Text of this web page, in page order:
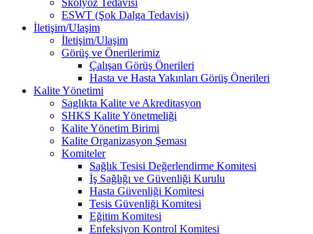
ESWT (Şok Dalga Tedavisi)
İletişim/Ulaşim
İletişim/Ulaşim
Görüş ve Önerilerimiz
Çalışan Görüş Önerileri
Hasta ve Hasta Yakınları Görüş Önerileri
Kalite Yönetimi
Saglıkta Kalite ve Akreditasyon
SHKS Kalite Yönetmeliği
Kalite Yönetim Birimi
Kalite Organizasyon Şeması
Komiteler
Sağlık Tesisi Değerlendirme Komitesi
İş Sağlığı ve Güvenliği Kurulu
Hasta Güvenliği Komitesi
Tesis Güvenliği Komitesi
Eğitim Komitesi
Enfeksiyon Kontrol Komitesi